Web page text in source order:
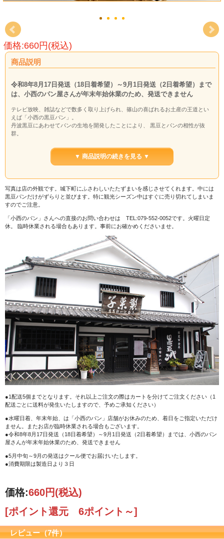
価格:660円(税込)
商品説明
令和8年8月17日発送（18日着希望）～9月1日発送（2日着希望）まで
は、小西のパン屋さんが年末年始休業のため、発送できません
テレビ放映、雑誌などで数多く取り上げられ、篠山の喜ばれるお土産の王道とい
えば「小西の黒豆パン」。
丹波黒豆にあわせてパンの生地を開発したことにより、 黒豆とパンの相性が抜
群。
来の味を引き出し、一つ一つ丁寧に焼き上げております。豆だけ食べてもおいし
い、丹波篠山ならではのお味です。
にお召し上がりください。
▼ 商品説明の続きを見る ▼
写真は店の外観です。城下町にふさわしいたたずまいを感じさせてくれます。中には
黒豆パンだけがずらりと並びます。特に観光シーズン中はすぐに売り切れてしまいま
すのでご注意。
「小西のパン」さんへの直接のお問い合わせは TEL:079-552-0052です。火曜日定
休。 臨時休業される場合もあります。事前にお確かめくださいませ。
●1配送5個までとなります。それ以上ご注文の際はカートを分けてご注文ください（1
配送ごとに送料が発生いたしますので、予めご承知ください）
●水曜日着、年末年始、は「小西のパン」店舗がお休みのため、着日をご指定いただけ
ません。またお店が臨時休業される場合もございます。
●令和8年8月17日発送（18日着希望）～9月1日発送（2日着希望）までは、小西のパン
屋さんが年末年始休業のため、発送できません
●5月中旬～9月の発送はクール便でお届けいたします。
●消費期限は製造日より３日
価格:660円(税込)
[ポイント還元 6ポイント～]
レビュー（7件）